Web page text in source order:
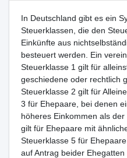
In Deutschland gibt es ein
Steuerklassen, die den
Einkünfte aus
besteuert werden. Ein
Steuerklasse 1 gilt für
geschiedene oder rechtlich
Steuerklasse 2 gilt für
3 für Ehepaare, bei denen
höheres Einkommen als
gilt für Ehepaare mit
Steuerklasse 5 für
auf Antrag beider